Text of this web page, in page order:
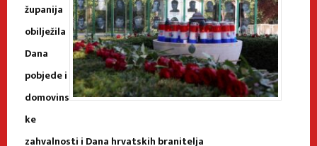
županija
obilježila
Dana
pobjede i
domovins
ke
zahvalnosti i Dana hrvatskih branitelja